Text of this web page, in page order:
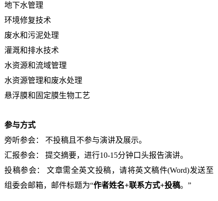
地下水管理
环境修复技术
废水和污泥处理
灌溉和排水技术
水资源和流域管理
水资源管理和废水处理
悬浮膜和固定膜生物工艺
参与方式
旁听参会： 不投稿且不参与演讲及展示。
汇报参会： 提交摘要，进行10-15分钟口头报告演讲。
投稿参会： 文章需全英文投稿，请将英文稿件(Word)发送至
组委会邮箱，邮件标题为“作者姓名+联系方式+投稿。”